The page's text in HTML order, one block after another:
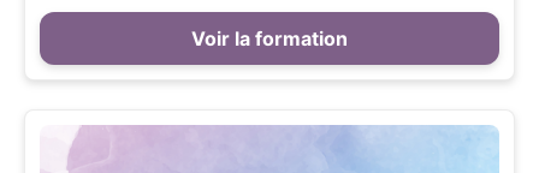
Voir la formation